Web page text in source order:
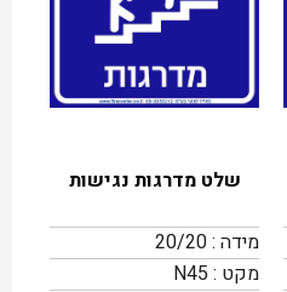
שלט מדרגות נגישות
מידה : 20/20
מקט : N45